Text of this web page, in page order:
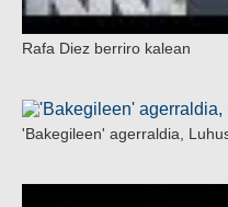
Rafa Diez berriro kalean
'Bakegileen' agerraldia,